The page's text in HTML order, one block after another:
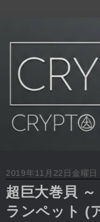
2019年11月22日金曜日
超巨大巻貝
ランペット (